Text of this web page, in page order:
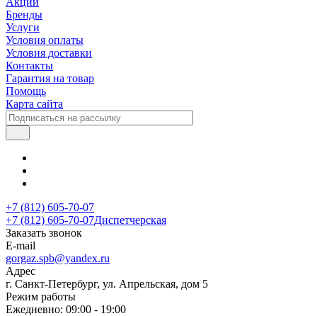
Бренды
Услуги
Условия оплаты
Условия доставки
Контакты
Гарантия на товар
Помощь
Карта сайта
+7 (812) 605-70-07
+7 (812) 605-70-07Диспетчерская
Заказать звонок
E-mail
gorgaz.spb@yandex.ru
Адрес
г. Санкт-Петербург, ул. Апрельская, дом 5
Режим работы
Ежедневно: 09:00 - 19:00